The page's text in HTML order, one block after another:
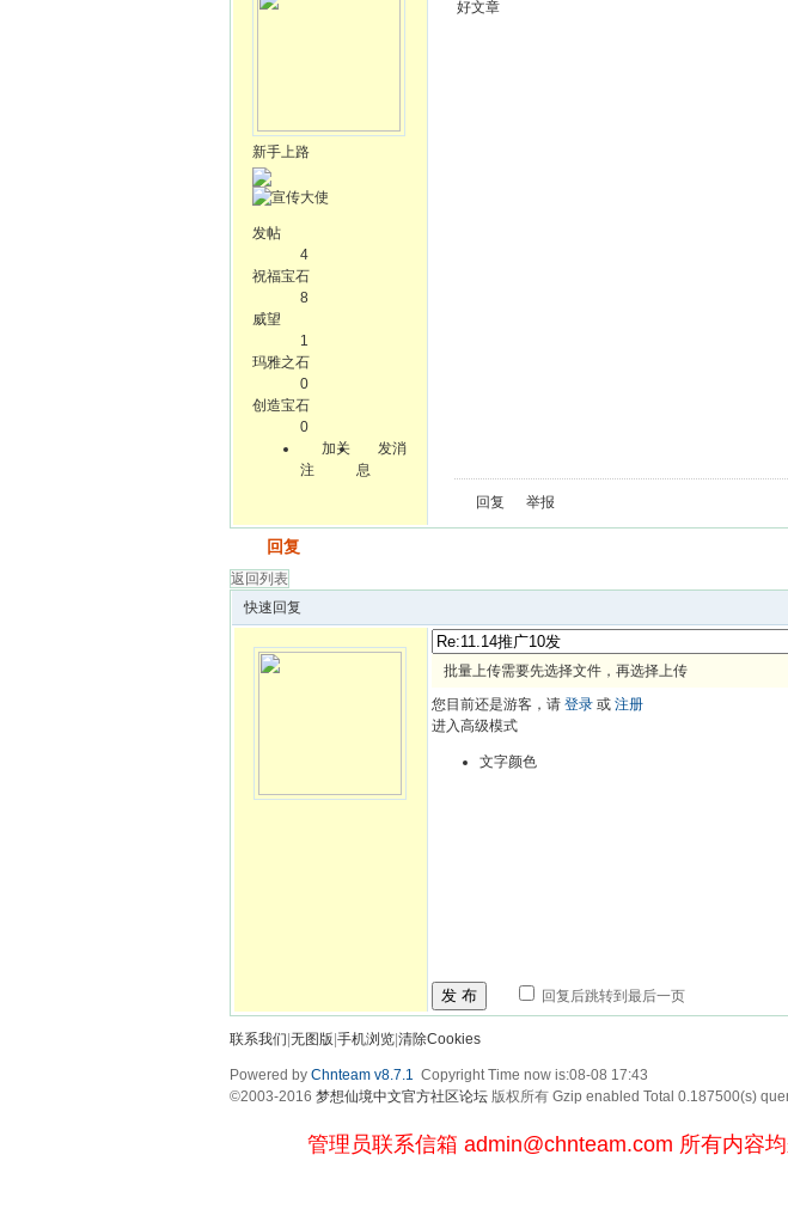
新手上路
发帖
4
祝福宝石
8
威望
1
玛雅之石
0
创造宝石
0
加关
注
发消
息
好文章
回复 举报
回复
返回列表
快速回复
批量上传需要先选择文件，再选择上传
您目前还是游客，请 登录 或 注册
进入高级模式
文字颜色
发 布 回复后跳转到最后一页
联系我们 无图版 手机浏览 清除Cookies
Powered by Chnteam v8.7.1 Copyright Time now is:08-08 17:43
©2003-2016 梦想仙境中文官方社区论坛 版权所有 Gzip enabled Total 0.187500(s)
管理员联系信箱 admin@chnteam.com 所有内容